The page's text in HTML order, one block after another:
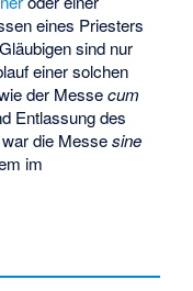
eines Priesters
sind nur
einer solchen
der Messecum
Entlassung des
die Messesine
im